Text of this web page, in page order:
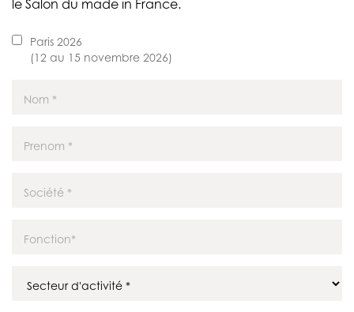
le Salon du made in France.
Paris 2026
(12 au 15 novembre 2026)